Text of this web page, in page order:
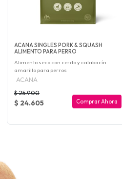
ACANA SINGLES PORK & SQUASH
ALIMENTO PARA PERRO
Alimento seco con cerdo y calabacín
amarillo para perros
ACANA
$ 25.900
$ 24.605 Comprar Ahora